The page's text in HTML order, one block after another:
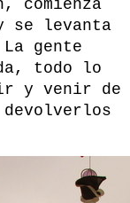
comienza
se levanta
gente
todo lo
y venir de